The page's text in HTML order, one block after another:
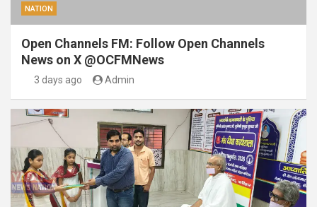
NATION
Open Channels FM: Follow Open Channels
News on X @OCFMNews
3 days ago Admin